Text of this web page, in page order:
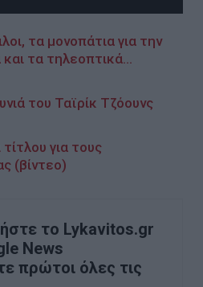
τα μονοπάτια για την
τα τηλεοπτικά...
του Ταϊρίκ Τζόουνς
για τους
(βίντεο)
το Lykavitos.gr
News
πρώτοι όλες τις